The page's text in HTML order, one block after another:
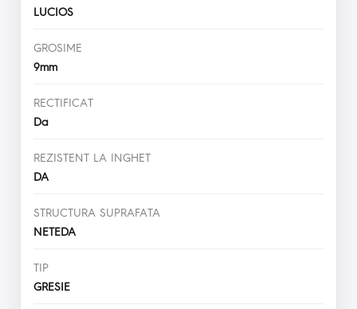
LUCIOS
GROSIME
9mm
RECTIFICAT
Da
REZISTENT LA INGHET
DA
STRUCTURA SUPRAFATA
NETEDA
TIP
GRESIE